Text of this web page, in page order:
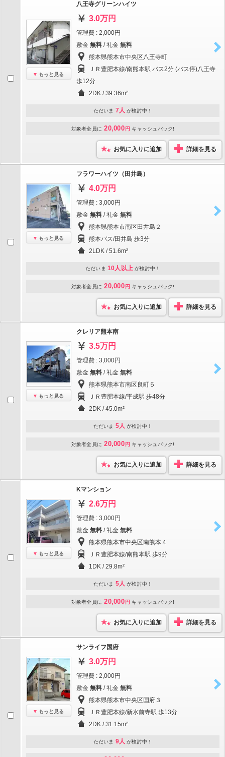
もっと見る
八王寺グリーンハイツ
3.0万円
管理費 : 2,000円
敷金 無料 / 礼金 無料
熊本県熊本市中央区八王寺町
ＪＲ豊肥本線/南熊本駅 バス2分 (バス停)八王寺
歩12分
2DK / 39.36m²
ただいま 7人 が検討中！
対象者全員に 20,000 円 キャッシュバック!
お気に入りに追加 詳細を見る
もっと見る
フラワーハイツ（田井島）
4.0万円
管理費 : 3,000円
敷金 無料 / 礼金 無料
熊本県熊本市南区田井島２
熊本バス/田井島 歩3分
2LDK / 51.6m²
ただいま 10人以上 が検討中！
対象者全員に 20,000 円 キャッシュバック!
お気に入りに追加 詳細を見る
もっと見る
クレリア熊本南
3.5万円
管理費 : 3,000円
敷金 無料 / 礼金 無料
熊本県熊本市南区良町５
ＪＲ豊肥本線/平成駅 歩48分
2DK / 45.0m²
ただいま 5人 が検討中！
対象者全員に 20,000 円 キャッシュバック!
お気に入りに追加 詳細を見る
もっと見る
Kマンション
2.6万円
管理費 : 3,000円
敷金 無料 / 礼金 無料
熊本県熊本市中央区南熊本４
ＪＲ豊肥本線/南熊本駅 歩9分
1DK / 29.8m²
ただいま 5人 が検討中！
対象者全員に 20,000 円 キャッシュバック!
お気に入りに追加 詳細を見る
もっと見る
サンライフ国府
3.0万円
管理費 : 2,000円
敷金 無料 / 礼金 無料
熊本県熊本市中央区国府３
ＪＲ豊肥本線/新水前寺駅 歩13分
2DK / 31.15m²
ただいま 9人 が検討中！